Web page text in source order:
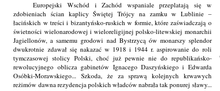
Europejski Wschód i Zachód wspaniale przeplatają się w
zdobieniach ścian kaplicy Świętej Trójcy na zamku w Lublinie –
łacińskich w treści i bizantyńsko-ruskich w formie, które zaświadczają o
świetności wielonarodowej i wieloreligijnej polsko-litewskiej monarchii
Jagiellonów, a samemu grodowi nad Bystrzycą ów monarszy splendor
dwukrotnie zdawał się nakazać w 1918 i 1944 r. aspirowanie do roli
tymczasowej stolicy Polski, choć już pewnie nie do republikańsko-
rewolucyjnego oblicza gabinetów Ignacego Daszyńskiego i Edwarda
Osóbki-Morawskiego... Szkoda, że za sprawą kolejnych krwawych
reżimów dawna rezydencja polskich władców nabrała tak ponurej sławy...